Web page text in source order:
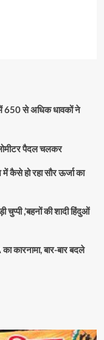
में 650 से अधिक धावकों ने
पैदल चलकर
कैसे हो रहा सौर ऊर्जा का
चुप्पी ,’बहनों की शादी हिंदुओं
कारनामा, बार-बार बदले